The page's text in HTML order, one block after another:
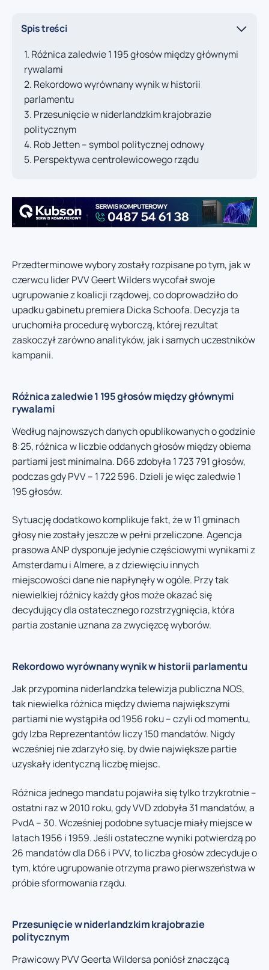
Spis treści
Różnica zaledwie 1 195 głosów między głównymi
rywalami
Rekordowo wyrównany wynik w historii
parlamentu
Przesunięcie w niderlandzkim krajobrazie
politycznym
Rob Jetten – symbol politycznej odnowy
Perspektywa centrolewicowego rządu
Przedterminowe wybory zostały rozpisane po tym, jak w
czerwcu lider PVV Geert Wilders wycofał swoje
ugrupowanie z koalicji rządowej, co doprowadziło do
upadku gabinetu premiera Dicka Schoofa. Decyzja ta
uruchomiła procedurę wyborczą, której rezultat
zaskoczył zarówno analityków, jak i samych uczestników
kampanii.
Różnica zaledwie 1 195 głosów między głównymi
rywalami
Według najnowszych danych opublikowanych o godzinie
8:25, różnica w liczbie oddanych głosów między obiema
partiami jest minimalna. D66 zdobyła 1 723 791 głosów,
podczas gdy PVV – 1 722 596. Dzieli je więc zaledwie 1
195 głosów.
Sytuację dodatkowo komplikuje fakt, że w 11 gminach
głosy nie zostały jeszcze w pełni przeliczone. Agencja
prasowa ANP dysponuje jedynie częściowymi wynikami z
Amsterdamu i Almere, a z dziewięciu innych
miejscowości dane nie napłynęły w ogóle. Przy tak
niewielkiej różnicy każdy głos może okazać się
decydujący dla ostatecznego rozstrzygnięcia, która
partia zostanie uznana za zwycięzcę wyborów.
Rekordowo wyrównany wynik w historii parlamentu
Jak przypomina niderlandzka telewizja publiczna NOS,
tak niewielka różnica między dwiema największymi
partiami nie wystąpiła od 1956 roku – czyli od momentu,
gdy Izba Reprezentantów liczy 150 mandatów. Nigdy
wcześniej nie zdarzyło się, by dwie największe partie
uzyskały identyczną liczbę miejsc.
Różnica jednego mandatu pojawiła się tylko trzykrotnie –
ostatni raz w 2010 roku, gdy VVD zdobyła 31 mandatów, a
PvdA – 30. Wcześniej podobne sytuacje miały miejsce w
latach 1956 i 1959. Jeśli ostateczne wyniki potwierdzą po
26 mandatów dla D66 i PVV, to liczba głosów zdecyduje o
tym, które ugrupowanie otrzyma prawo pierwszeństwa w
próbie sformowania rządu.
Przesunięcie w niderlandzkim krajobrazie
politycznym
Prawicowy PVV Geerta Wildersa poniósł znaczącą